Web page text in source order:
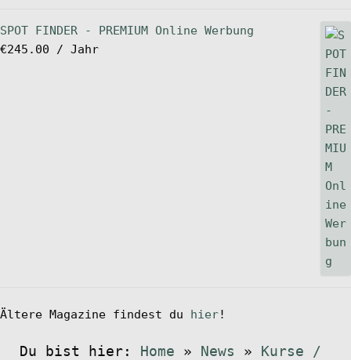
SPOT FINDER - PREMIUM Online Werbung
€245.00 / Jahr
Ältere Magazine findest du hier!
Du bist hier: Home » News »
Kurse /